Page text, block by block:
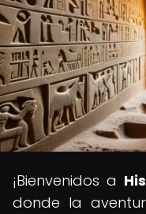
¡Bienvenidos a
donde la